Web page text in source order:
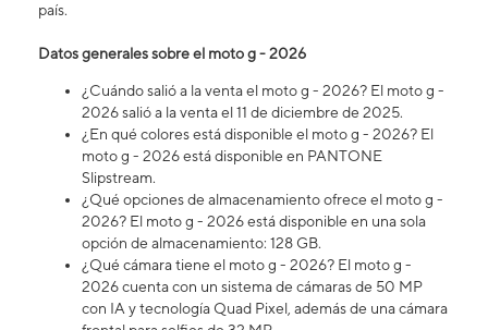
país.
Datos generales sobre el moto g - 2026
¿Cuándo salió a la venta el moto g - 2026? El moto g -
2026 salió a la venta el 11 de diciembre de 2025.
¿En qué colores está disponible el moto g - 2026? El
moto g - 2026 está disponible en PANTONE
Slipstream.
¿Qué opciones de almacenamiento ofrece el moto g -
2026? El moto g - 2026 está disponible en una sola
opción de almacenamiento: 128 GB.
¿Qué cámara tiene el moto g - 2026? ​​​​​​​El moto g -
2026 cuenta con un sistema de cámaras de 50 MP
con IA y tecnología Quad Pixel, además de una cámara